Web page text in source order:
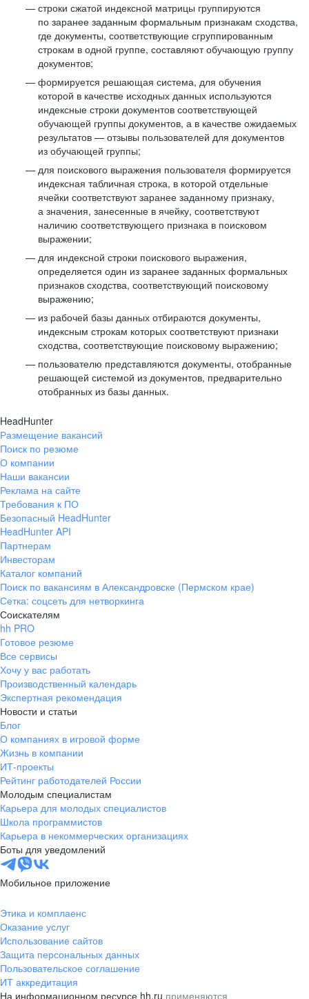
строки сжатой индексной матрицы группируются
по заранее заданным формальным признакам сходства,
где документы, соответствующие сгруппированным
строкам в одной группе, составляют обучающую группу
документов;
формируется решающая система, для обучения
которой в качестве исходных данных используются
индексные строки документов соответствующей
обучающей группы документов, а в качестве ожидаемых
результатов — отзывы пользователей для документов
из обучающей группы;
для поискового выражения пользователя формируется
индексная табличная строка, в которой отдельные
ячейки соответствуют заранее заданному признаку,
а значения, занесенные в ячейку, соответствуют
наличию соответствующего признака в поисковом
выражении;
для индексной строки поискового выражения,
определяется один из заранее заданных формальных
признаков сходства, соответствующий поисковому
выражению;
из рабочей базы данных отбираются документы,
индексным строкам которых соответствуют признаки
сходства, соответствующие поисковому выражению;
пользователю представляются документы, отобранные
решающей системой из документов, предварительно
отобранных из базы данных.
HeadHunter
Размещение вакансий
Поиск по резюме
О компании
Наши вакансии
Реклама на сайте
Требования к ПО
Безопасный HeadHunter
HeadHunter API
Партнерам
Инвесторам
Каталог компаний
Поиск по вакансиям в Александровске (Пермском крае)
Сетка: соцсеть для нетворкинга
Соискателям
hh PRO
Готовое резюме
Все сервисы
Хочу у вас работать
Производственный календарь
Экспертная рекомендация
Новости и статьи
Блог
О компаниях в игровой форме
Жизнь в компании
ИТ-проекты
Рейтинг работодателей России
Молодым специалистам
Карьера для молодых специалистов
Школа программистов
Карьера в некоммерческих организациях
Боты для уведомлений
Мобильное приложение
Этика и комплаенс
Оказание услуг
Использование сайтов
Защита персональных данных
Пользовательское соглашение
ИТ аккредитация
На информационном ресурсе hh.ru применяются